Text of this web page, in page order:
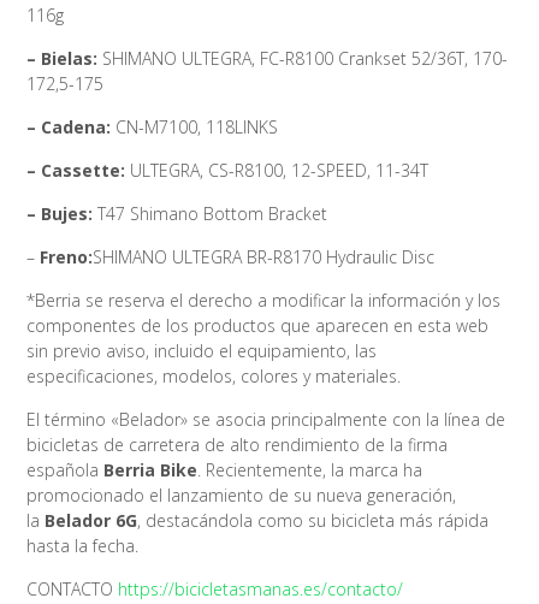
116g
– Bielas: SHIMANO ULTEGRA, FC-R8100 Crankset 52/36T, 170-
172,5-175
– Cadena: CN-M7100, 118LINKS
– Cassette: ULTEGRA, CS-R8100, 12-SPEED, 11-34T
– Bujes:T47 Shimano Bottom Bracket
– Freno:SHIMANO ULTEGRA BR-R8170 Hydraulic Disc
*Berria se reserva el derecho a modificar la información y los
componentes de los productos que aparecen en esta web
sin previo aviso, incluido el equipamiento, las
especificaciones, modelos, colores y materiales.
El término «Belador» se asocia principalmente con la línea de
bicicletas de carretera de alto rendimiento de la firma
española Berria Bike. Recientemente, la marca ha
promocionado el lanzamiento de su nueva generación,
la Belador 6G, destacándola como su bicicleta más rápida
hasta la fecha.
CONTACTO https://bicicletasmanas.es/contacto/